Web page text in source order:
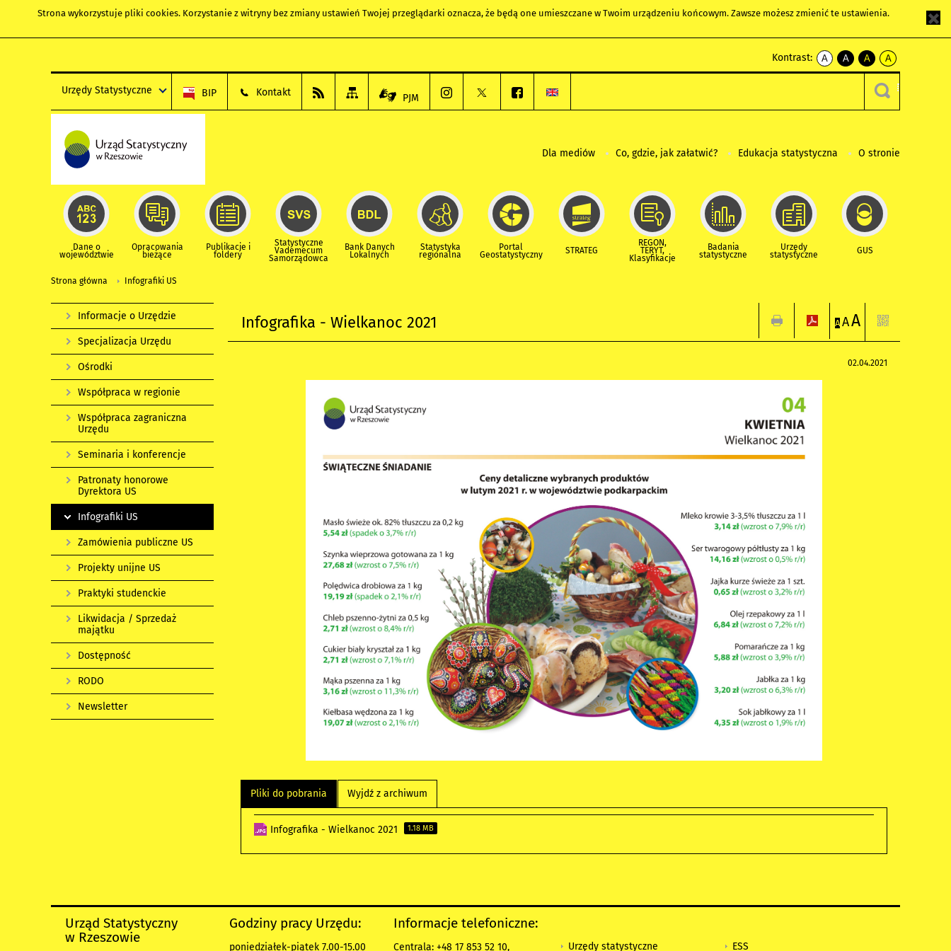
Strona wykorzystuje pliki cookies. Korzystanie z witryny bez zmiany ustawień Twojej przeglądarki oznacza, że będą one umieszczane w Twoim urządzeniu końcowym. Zawsze możesz zmienić te ustawienia.
Kontrast:
A
kontrast
A
kontrast
czarnym
A
kontrast
żółty
tekst
czarnym
A
kontrast
czarny
tekst
żółtym
Urzędy Statystyczne BIP Kontakt PJM
Dla mediów Co, gdzie, jak załatwić? Edukacja statystyczna O stronie
Dane o
województwie
Opracowania
bieżące
Publikacje i
foldery
Statystyczne
Vademecum
Samorządowca
Bank Danych
Lokalnych
Statystyka
regionalna
Portal
Geostatystyczny STRATEG
REGON,
TERYT,
Klasyfikacje
Badania
statystyczne
Urzędy
statystyczne GUS
Strona główna Infografiki US
Infografika - Wielkanoc 2021 A AA
02.04.2021
Pliki do pobrania Wyjdź z archiwum
Infografika - Wielkanoc 2021 1.18 MB
Informacje o Urzędzie
Specjalizacja Urzędu
Ośrodki
Współpraca w regionie
Współpraca zagraniczna
Urzędu
Seminaria i konferencje
Patronaty honorowe
Dyrektora US
Infografiki US
Zamówienia publiczne US
Projekty unijne US
Praktyki studenckie
Likwidacja / Sprzedaż
majątku
Dostępność
RODO
Newsletter
Urząd Statystyczny
w Rzeszowie
Godziny pracy Urzędu:
poniedziałek-piątek 7.00-15.00
Informacje telefoniczne:
Centrala: +48 17 853 52 10, Urzędy statystyczne ESS